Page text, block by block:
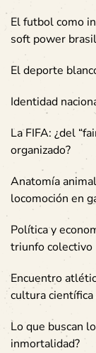
El futbol como
soft power
El deporte
Identidad
La FIFA: ¿del
organizado?
Anatomía
locomoción en
Política y
triunfo colectivo
Encuentro
cultura
Lo que buscan
inmortalidad?